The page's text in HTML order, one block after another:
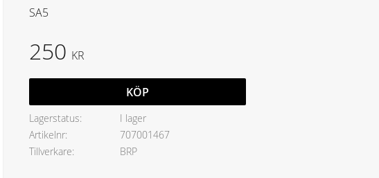
SA5
250 KR
KÖP
Lagerstatus
I lager
Artikelnr
707001467
Tillverkare
BRP